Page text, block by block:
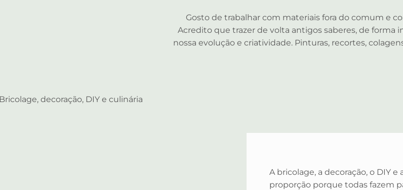
Gosto de trabalhar com materiais fora do comum e
Acredito que trazer de volta antigos saberes, de forma
nossa evolução e criatividade. Pinturas, recortes,
A bricolage, a decoração, o DIY
proporção porque todas fazem